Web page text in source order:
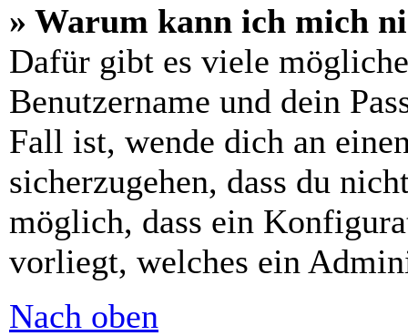
» Warum kann ich mich
Dafür gibt es viele
Benutzername und dein
Fall ist, wende dich an
sicherzugehen, dass du
möglich, dass ein
vorliegt, welches ein
Nach oben